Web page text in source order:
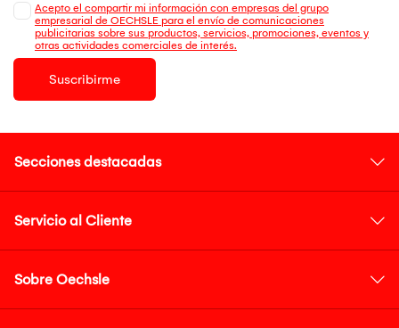
Acepto el compartir mi información con empresas del grupo
empresarial de OECHSLE para el envío de comunicaciones
publicitarias sobre sus productos, servicios, promociones, eventos y
otras actividades comerciales de interés.
Suscribirme
Secciones destacadas
Servicio al Cliente
Sobre Oechsle